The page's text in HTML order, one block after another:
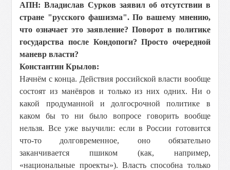
АПН: Владислав Сурков заявил об отсутствии в
стране "русского фашизма". По вашему мнению,
что означает это заявление? Поворот в политике
государства после Кондопоги? Просто очередной
маневр власти?
Константин Крылов:
Начнём с конца. Действия российской власти вообще
состоят из манёвров и только из них одних. Ни о
какой продуманной и долгосрочной политике в
каком бы то ни было вопросе говорить вообще
нельзя. Все уже выучили: если в России готовится
что-то долговременное, оно обязательно
заканчивается пшиком (как, например,
«национальные проекты»). Власть способна только